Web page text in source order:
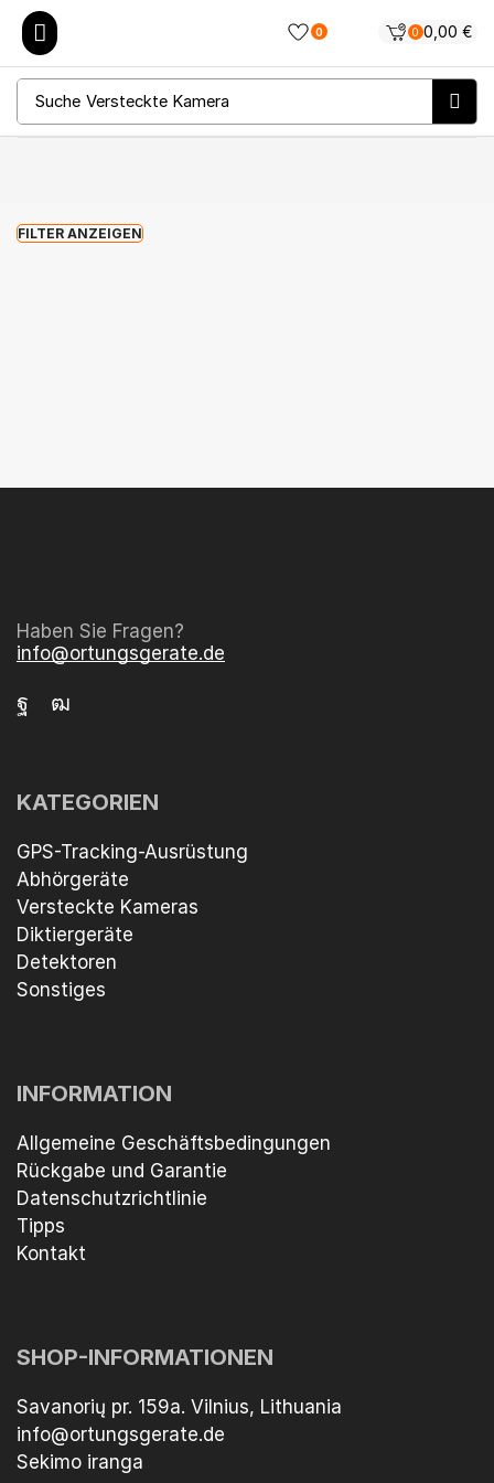
0 0 0,00 €
Suche Versteckte Kamera
FILTER ANZEIGEN
Haben Sie Fragen?
info@ortungsgerate.de
KATEGORIEN
GPS-Tracking-Ausrüstung
Abhörgeräte
Versteckte Kameras
Diktiergeräte
Detektoren
Sonstiges
INFORMATION
Allgemeine Geschäftsbedingungen
Rückgabe und Garantie
Datenschutzrichtlinie
Tipps
Kontakt
SHOP-INFORMATIONEN
Savanorių pr. 159a. Vilnius, Lithuania
info@ortungsgerate.de
Sekimo iranga